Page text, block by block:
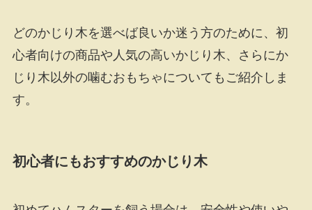
どのかじり木を選べば良いか迷う方のために、初
心者向けの商品や人気の高いかじり木、さらにか
じり木以外の噛むおもちゃについてもご紹介しま
す。
初心者にもおすすめのかじり木